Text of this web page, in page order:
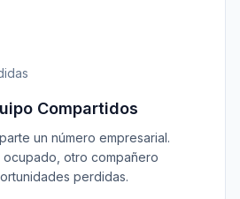
Compartidos
un número empresarial.
ocupado, otro compañero
perdidas.